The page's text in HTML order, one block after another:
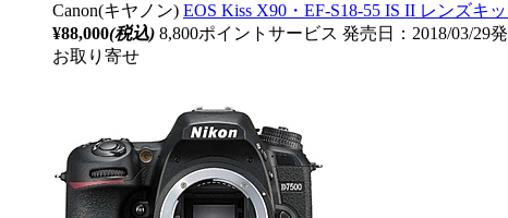
Canon(キヤノン) EOS Kiss X90・EF-S18-55 IS II レンズキ
¥88,000(税込) 8,800ポイントサービス 発売日：2018/03/29
お取り寄せ